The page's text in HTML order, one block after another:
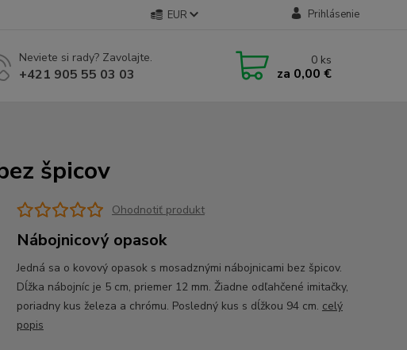
EUR Prihlásenie
Neviete si rady? Zavolajte.
+421 905 55 03 03
0 ks
za 0,00 €
špicov
Ohodnotiť produkt
Nábojnicový opasok
Jedná sa o kovový opasok s mosadznými nábojnicami bez špicov.
Dĺžka nábojníc je 5 cm, priemer 12 mm. Žiadne odľahčené imitačky,
poriadny kus železa a chrómu. Posledný kus s dĺžkou 94 cm. celý
popis